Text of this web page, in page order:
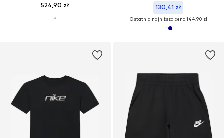
524,90 zł 130,41 zł
Ostatnia najniższa cena:144,90 zł